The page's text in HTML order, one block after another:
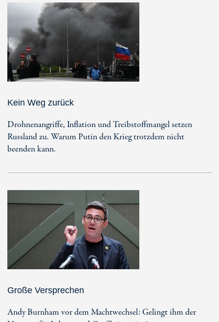
Kein Weg zurück
Drohnenangriffe, Inflation und Treibstoffmangel setzen
Russland zu. Warum Putin den Krieg trotzdem nicht
beenden kann.
Große Versprechen
Andy Burnham vor dem Machtwechsel: Gelingt ihm der